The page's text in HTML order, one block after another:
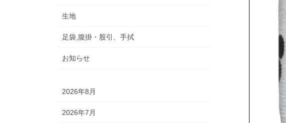
生地
足袋,腹掛・股引、手拭
お知らせ
2026年8月
2026年7月